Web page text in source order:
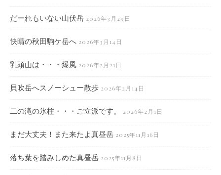
だーれもいない山伏岳 2026年3月29日
快晴の秋田駒ケ岳へ 2026年3月14日
乳頭山は・・・爆風 2026年2月21日
貝吹岳へスノーシュー散歩 2026年2月14日
二の滝の氷柱・・・ご立派です。 2026年2月1日
まだ大丈夫！また来たよ真昼岳 2025年11月16日
落ち葉を踏みしめた真昼岳 2025年11月8日